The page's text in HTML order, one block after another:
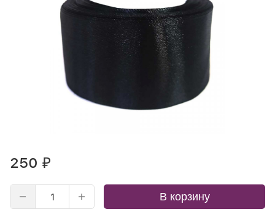
250 ₽
В корзину